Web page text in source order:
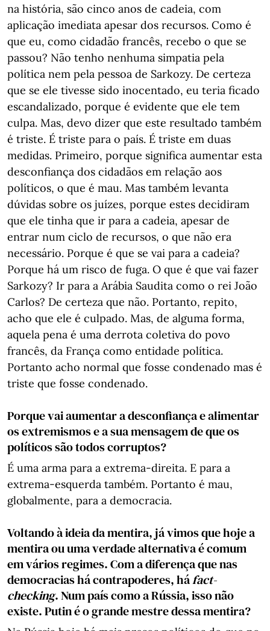
na história, são cinco anos de cadeia, com
aplicação imediata apesar dos recursos. Como é
que eu, como cidadão francês, recebo o que se
passou? Não tenho nenhuma simpatia pela
política nem pela pessoa de Sarkozy. De certeza
que se ele tivesse sido inocentado, eu teria ficado
escandalizado, porque é evidente que ele tem
culpa. Mas, devo dizer que este resultado também
é triste. É triste para o país. É triste em duas
medidas. Primeiro, porque significa aumentar esta
desconfiança dos cidadãos em relação aos
políticos, o que é mau. Mas também levanta
dúvidas sobre os juízes, porque estes decidiram
que ele tinha que ir para a cadeia, apesar de
entrar num ciclo de recursos, o que não era
necessário. Porque é que se vai para a cadeia?
Porque há um risco de fuga. O que é que vai fazer
Sarkozy? Ir para a Arábia Saudita como o rei João
Carlos? De certeza que não. Portanto, repito,
acho que ele é culpado. Mas, de alguma forma,
aquela pena é uma derrota coletiva do povo
francês, da França como entidade política.
Portanto acho normal que fosse condenado mas é
triste que fosse condenado.
Porque vai aumentar a desconfiança e alimentar
os extremismos e a sua mensagem de que os
políticos são todos corruptos?
É uma arma para a extrema-direita. E para a
extrema-esquerda também. Portanto é mau,
globalmente, para a democracia.
Voltando à ideia da mentira, já vimos que hoje a
mentira ou uma verdade alternativa é comum
em vários regimes. Com a diferença que nas
democracias há contrapoderes, háfact-
checking. Num país como a Rússia, isso não
existe. Putin é o grande mestre dessa mentira?